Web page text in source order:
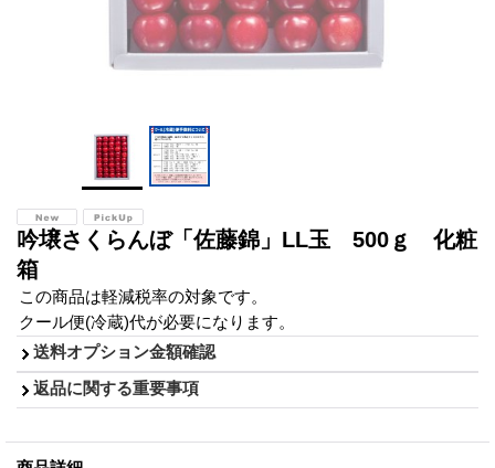
吟壌さくらんぼ「佐藤錦」LL玉 500ｇ 化粧
箱
この商品は軽減税率の対象です。
クール便(冷蔵)代が必要になります。
送料オプション金額確認
返品に関する重要事項